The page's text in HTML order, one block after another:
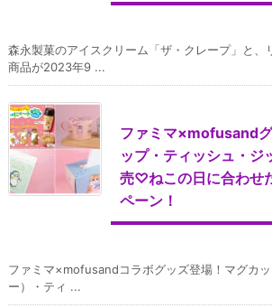
森永製菓のアイスクリーム「ザ・クレープ」と、
商品が2023年9 ...
ファミマ×mofusand
ップ・ティッシュ・ジ
売♡ねこの日に合わせ
ペーン！
ファミマ×mofusandコラボグッズ登場！マグカ
ー）・ティ ...